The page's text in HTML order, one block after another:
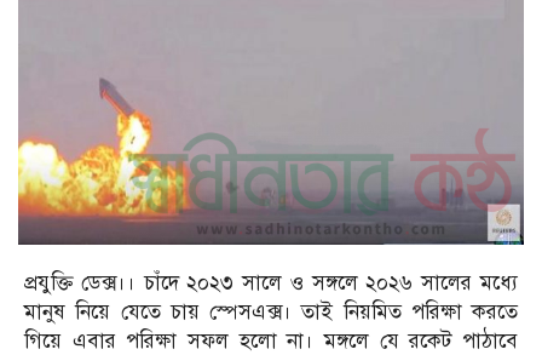
প্রযুক্তি ডেক্স।। চাঁদে ২০২৩ সালে ও সঙ্গলে ২০২৬ সালের মধ্যে
মানুষ নিয়ে যেতে চায় স্পেসএক্স। তাই নিয়মিত পরিক্ষা করতে
গিয়ে এবার পরিক্ষা সফল হলো না। মঙ্গলে যে রকেট পাঠাবে